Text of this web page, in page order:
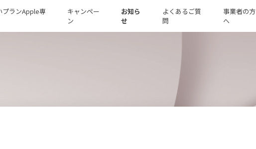
プランApple専
キャンペー
ン
お知ら
せ
よくあるご質
問
事業者の方
へ